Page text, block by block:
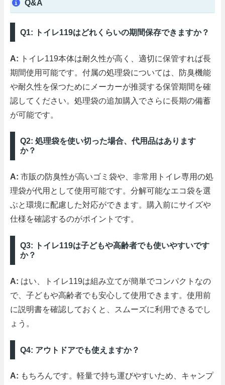
Q&A
Q1: トイレ119はどれくらいの期間保存できますか？
A: トイレ119本体は耐久性が高く、適切に保管すれば長
期間使用可能です。付属の処理袋については、防臭機能
や耐久性を保つためにメーカーが推奨する保管期間を確
認してください。処理袋の追加購入でさらに長期の備蓄
が可能です。
Q2: 処理袋を使い切った場合、代用品はあります
か？
A: 市販の防臭性が高いゴミ袋や、非常用トイレ専用の処
理袋が代用として使用可能です。分解可能なエコ袋を選
ぶと環境に配慮した対応ができます。購入前にサイズや
仕様を確認するのがポイントです。
Q3: トイレ119は子どもや高齢者でも使いやすいです
か？
A: はい、トイレ119は組み立てが簡単でコンパクトなの
で、子どもや高齢者でも安心して使用できます。使用前
に説明書を確認しておくと、スムーズに利用できるでし
ょう。
Q4: アウトドアでも使えますか？
A: もちろんです。軽量で持ち運びやすいため、キャンプ